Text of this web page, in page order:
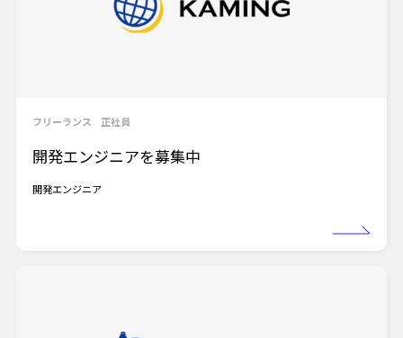
フリーランス 正社員
開発エンジニアを募集中
開発エンジニア